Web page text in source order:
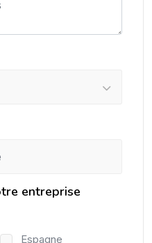
entreprise
Espagne